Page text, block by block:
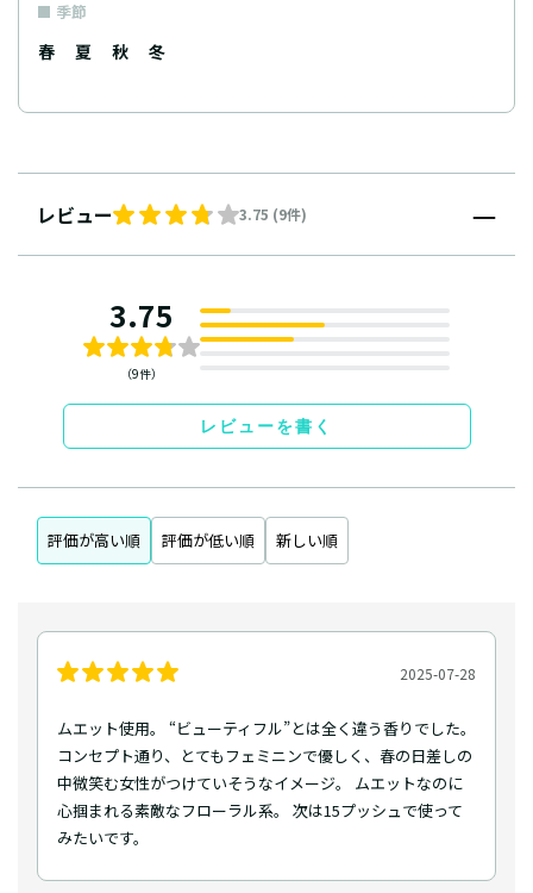
季節
春 夏 秋 冬
レビュー 3.75 (9件)
3.75
（9件）
レビューを書く
評価が高い順 評価が低い順 新しい順
2025-07-28
ムエット使用。 “ビューティフル”とは全く違う香りでした。
コンセプト通り、とてもフェミニンで優しく、春の日差しの
中微笑む女性がつけていそうなイメージ。 ムエットなのに
心掴まれる素敵なフローラル系。 次は15プッシュで使って
みたいです。